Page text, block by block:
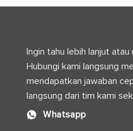
Produksi
Ingin tahu lebih lanjut
Hubungi kami langsung
mendapatkan jawaban
langsung dari tim kami
Whatsapp